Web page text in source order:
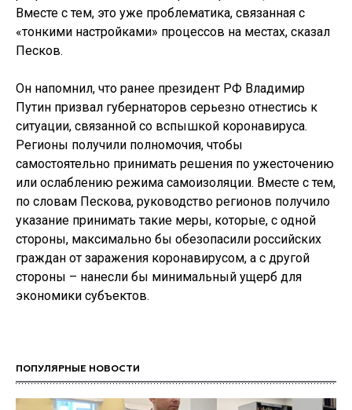
Вместе с тем, это уже проблематика, связанная с
«тонкими настройками» процессов на местах, сказал
Песков.
Он напомнил, что ранее президент РФ Владимир
Путин призвал губернаторов серьезно отнестись к
ситуации, связанной со вспышкой коронавируса.
Регионы получили полномочия, чтобы
самостоятельно принимать решения по ужесточению
или ослаблению режима самоизоляции. Вместе с тем,
по словам Пескова, руководство регионов получило
указание принимать такие меры, которые, с одной
стороны, максимально бы обезопасили российских
граждан от заражения коронавирусом, а с другой
стороны – нанесли бы минимальный ущерб для
экономики субъектов.
ПОПУЛЯРНЫЕ НОВОСТИ